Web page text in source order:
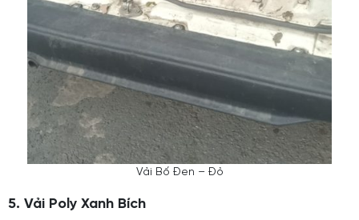
Vải Bố Đen – Đỏ
5. Vải Poly Xanh Bích